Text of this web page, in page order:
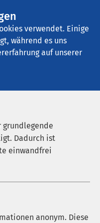
verwendet. Einige
während es uns
auf unserer
grundlegende
Dadurch ist
einwandfrei
anonym. Diese
ist geeignet bei